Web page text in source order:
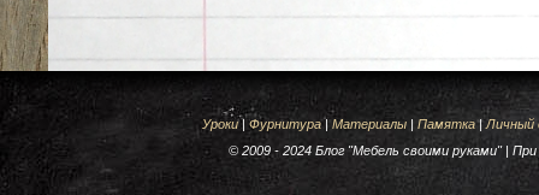
Уроки| Фурнитура|Материалы| Памятка| Личный
© 2009 - 2024 Блог "Мебель своими руками" |